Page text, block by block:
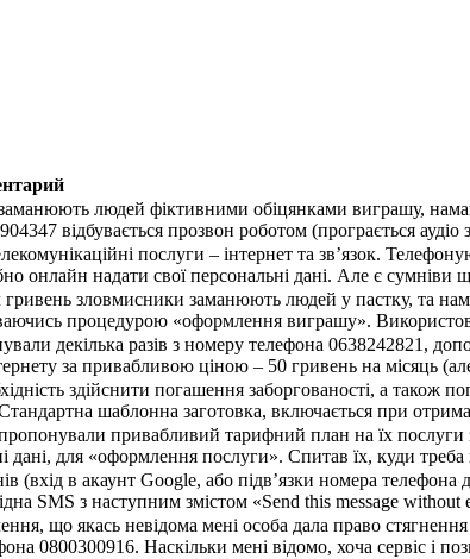
людей фіктивними обіцянками виграшу,
відбувається прозвон роботом (програється
послуги – інтернет та зв’язок.
онлайн надати свої персональні дані. Але є сумніви
зловмисники заманюють людей у пастку, та
процедурою «оформлення виграшу».
декілька разів з номеру телефона 0638242821,
за привабливою ціною – 50 гривень на місяць
здійснити погашення заборгованості, а також
шаблонна заготовка, включається при
привабливий тарифний план на їх послуги
для «оформлення послуги». Спитав їх, куди треба
(вхід в акаунт Google, або підв’язки номера
SMS з наступним змістом «Send this message
що якась невідома мені особа дала право
0800300916. Наскільки мені відомо, хоча сервіс і